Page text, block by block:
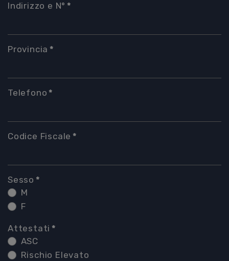
Indirizzo e N° *
Provincia *
Telefono *
Codice Fiscale *
Sesso *
M
F
Attestati *
ASC
Rischio Elevato